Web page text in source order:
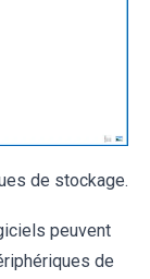
de stockage.
peuvent
de